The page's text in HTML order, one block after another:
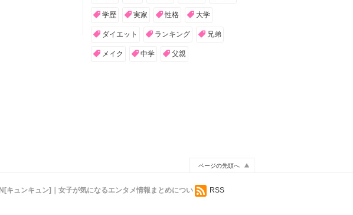
学歴 実家 性格 大学
ダイエット ランキング 兄弟
メイク 中学 父親
ページの先頭へ
キュンキュン]｜女子が気になるエンタメ情報まとめについ
RSS